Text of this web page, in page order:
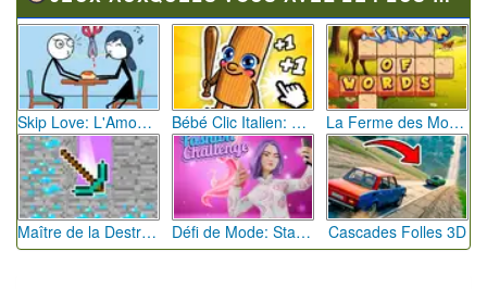
Skip Love: L'Amour en Péril Bébé Clic Italien: La Folie des Petits Bambins La Ferme des Mots - Cultivez votre Vocabulaire
Maître de la Destruction: Fusion de Pioches Défi de Mode: Star du Podium Cascades Folles 3D